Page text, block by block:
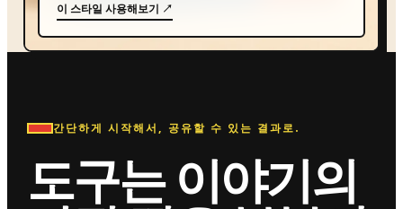
이 스타일 사용해보기 ↗
간단하게 시작해서, 공유할 수 있는 결과로.
도구는 이야기의